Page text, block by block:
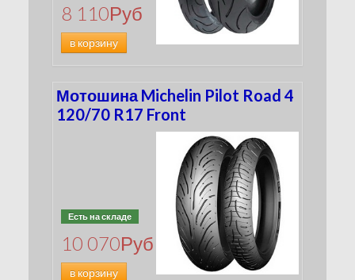
8 110Руб
в корзину
Мотошина Michelin Pilot Road 4
120/70 R17 Front
Есть на складе
10 070Руб
в корзину